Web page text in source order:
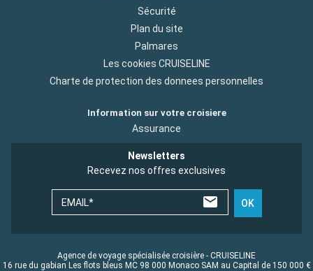
Sécurité
Plan du site
Palmares
Les cookies CRUISELINE
Charte de protection des donnees personnelles
Information sur votre croisiere
Assurance
Newsletters
Recevez nos offres exclusives
EMAIL* OK
Agence de voyage spécialisée croisière - CRUISELINE
16 rue du gabian Les flots bleus MC 98 000 Monaco SAM au Capital de 150 000 €